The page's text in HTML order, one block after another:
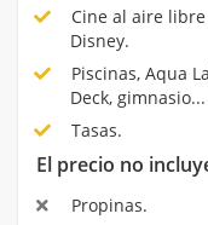
Cine al aire
Disney.
Piscinas, Aqua
Deck, gimnasio...
Tasas.
El precio no
Propinas.